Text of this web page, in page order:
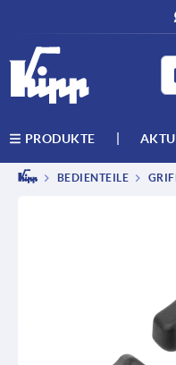
PRODUKTE
BEDIENTEILE